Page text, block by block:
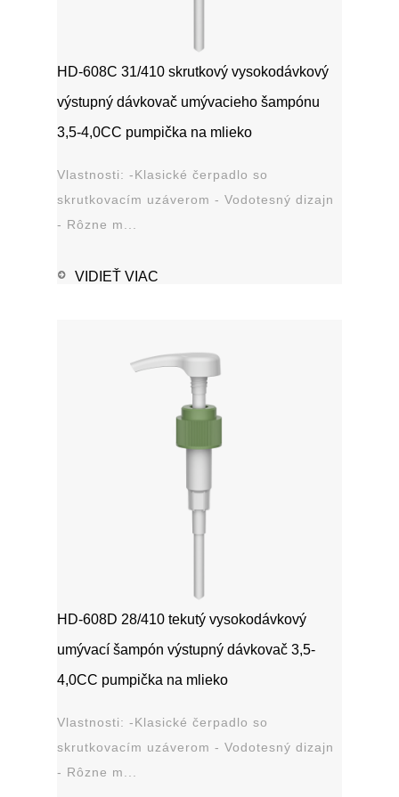
HD-608C 31/410 skrutkový vysokodávkový
výstupný dávkovač umývacieho šampónu
3,5-4,0CC pumpička na mlieko
Vlastnosti: -Klasické čerpadlo so
skrutkovacím uzáverom - Vodotesný dizajn
- Rôzne m...
VIDIEŤ VIAC
HD-608D 28/410 tekutý vysokodávkový
umývací šampón výstupný dávkovač 3,5-
4,0CC pumpička na mlieko
Vlastnosti: -Klasické čerpadlo so
skrutkovacím uzáverom - Vodotesný dizajn
- Rôzne m...